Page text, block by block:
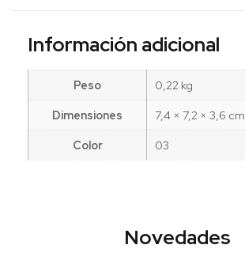
Información adicional
Peso
0,22 kg
Dimensiones
7,4 × 7,2 × 3,6 cm
Color
03
Novedades